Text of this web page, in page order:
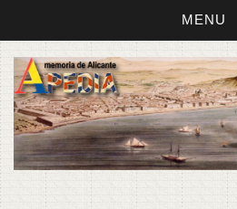
MENU